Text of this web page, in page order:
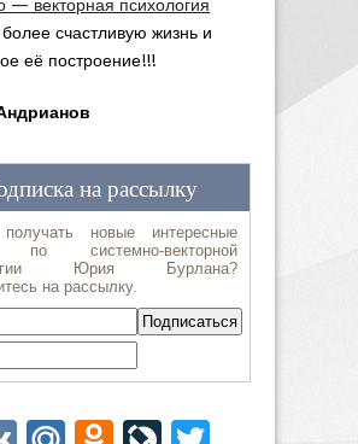
— векторная психология
счастливую жизнь и
её построение!!!
VK Mail.Ru Odnoklassniki
LiveJournal